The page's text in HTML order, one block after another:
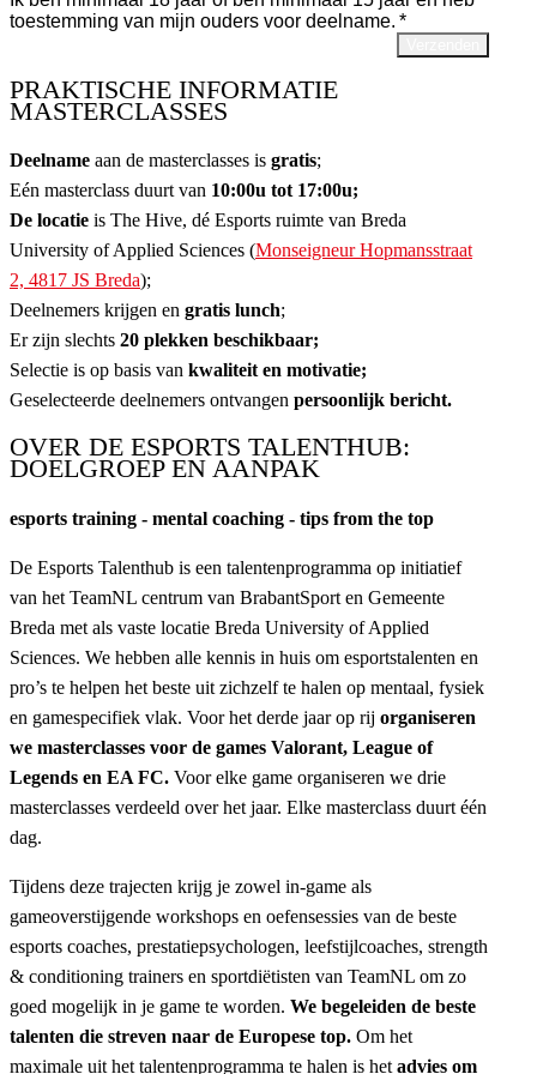
toestemming van mijn ouders voor deelname.
PRAKTISCHE INFORMATIE
MASTERCLASSES
Deelname aan de masterclasses is gratis;
Eén masterclass duurt van 10:00u tot 17:00u;
De locatie is The Hive, dé Esports ruimte van Breda
University of Applied Sciences (Monseigneur Hopmansstraat
2, 4817 JS Breda);
Deelnemers krijgen en gratis lunch;
Er zijn slechts 20 plekken beschikbaar;
Selectie is op basis van kwaliteit en motivatie;
Geselecteerde deelnemers ontvangen persoonlijk bericht.
OVER DE ESPORTS TALENTHUB:
DOELGROEP EN AANPAK
esports training - mental coaching - tips from the top
De Esports Talenthub is een talentenprogramma op initiatief
van het TeamNL centrum van BrabantSport en Gemeente
Breda met als vaste locatie Breda University of Applied
Sciences. We hebben alle kennis in huis om esportstalenten en
pro’s te helpen het beste uit zichzelf te halen op mentaal, fysiek
en gamespecifiek vlak. Voor het derde jaar op rij organiseren
we masterclasses voor de games Valorant, League of
Legends en EA FC. Voor elke game organiseren we drie
masterclasses verdeeld over het jaar. Elke masterclass duurt één
dag.
Tijdens deze trajecten krijg je zowel in-game als
gameoverstijgende workshops en oefensessies van de beste
esports coaches, prestatiepsychologen, leefstijlcoaches, strength
& conditioning trainers en sportdiëtisten van TeamNL om zo
goed mogelijk in je game te worden. We begeleiden de beste
talenten die streven naar de Europese top. Om het
maximale uit het talentenprogramma te halen is het advies om